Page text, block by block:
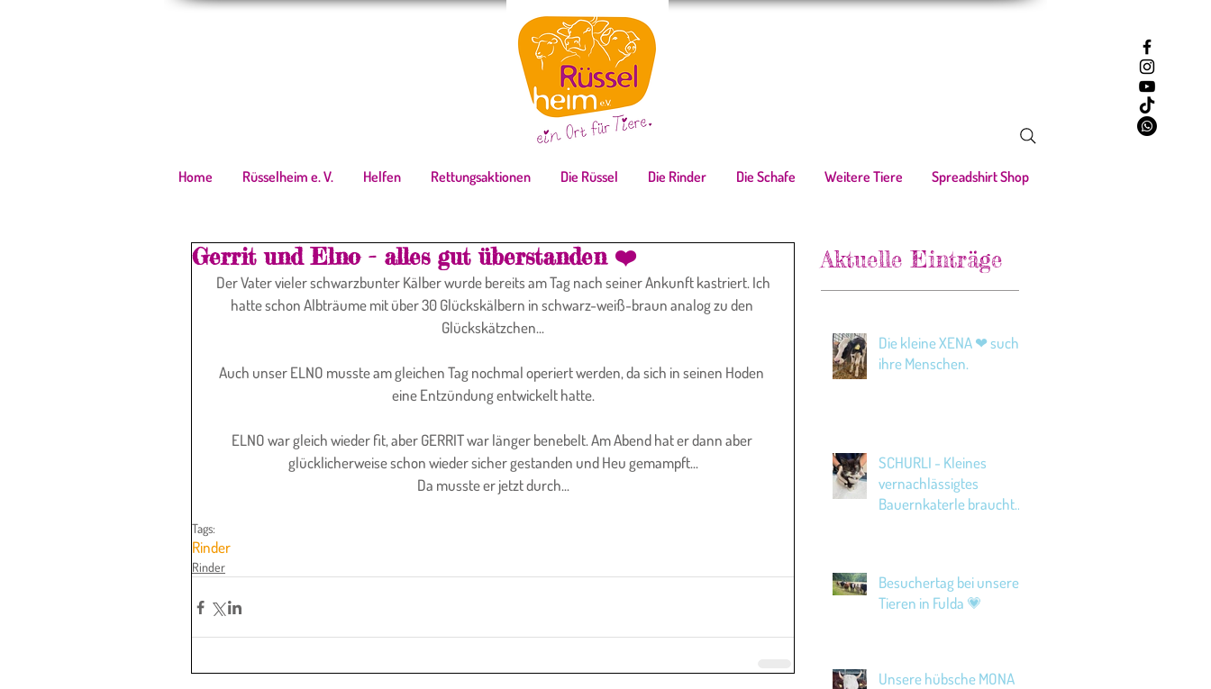
Home Rüsselheim e. V. Helfen Rettungsaktionen Die Rüssel Die Rinder Die Schafe Weitere Tiere Spreadshirt Shop
Gerrit und Elno - alles gut überstanden ❤️
hatte schon Albträume mit über 30 Glückskälbern in schwarz-weiß-braun analog zu den
Glückskätzchen...
Auch unser ELNO musste am gleichen Tag nochmal operiert werden, da sich in seinen Hoden
eine Entzündung entwickelt hatte.
ELNO war gleich wieder fit, aber GERRIT war länger benebelt. Am Abend hat er dann aber
glücklicherweise schon wieder sicher gestanden und Heu gemampft...
Da musste er jetzt durch...
Tags:
Rinder
Rinder
Aktuelle Einträge
Die kleine XENA ❤ sucht
ihre Menschen.
SCHURLI - Kleines
vernachlässigtes
Bauernkaterle braucht
Besuchertag bei unseren
Tieren in Fulda 💗
Unsere hübsche MONA